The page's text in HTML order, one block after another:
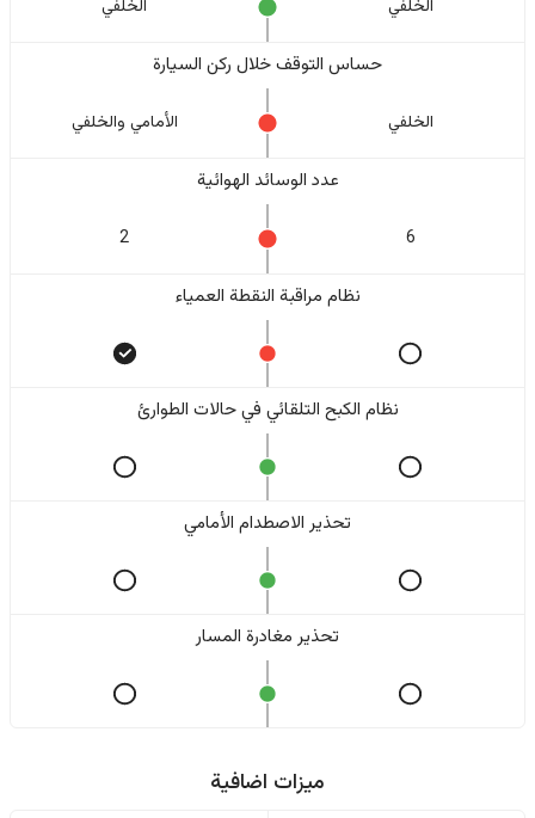
الخلفي الخلفي
حساس التوقف خلال ركن السيارة
الخلفي الأمامي والخلفي
عدد الوسائد الهوائية
6
2
نظام مراقبة النقطة العمياء
نظام الكبح التلقائي في حالات الطوارئ
تحذير الاصطدام الأمامي
تحذير مغادرة المسار
ميزات اضافية